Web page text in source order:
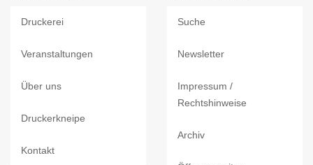
Druckerei
Veranstaltungen
Über uns
Druckerkneipe
Kontakt
Suche
Newsletter
Impressum /
Rechtshinweise
Archiv